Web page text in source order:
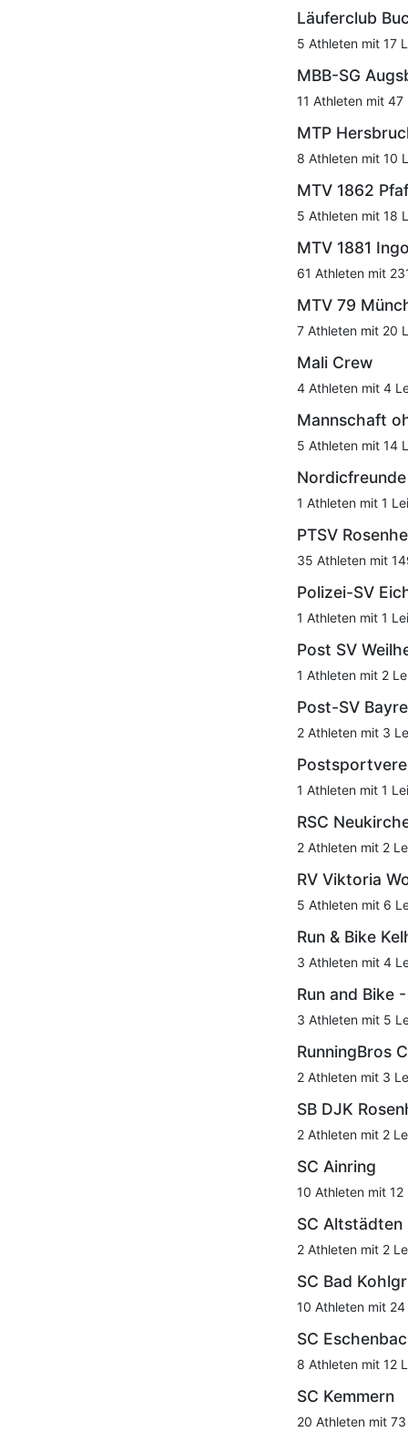
Läuferclub
5 Athleten mit 17
MBB-SG
11 Athleten mit
MTP
8 Athleten mit 10
MTV 1862
5 Athleten mit 18
MTV 1881
61 Athleten mit
MTV 79
7 Athleten mit 20
Mali Crew
4 Athleten mit 4
Mannschaft
5 Athleten mit 14
1 Athleten mit 1
PTSV
35 Athleten mit
Polizei-SV
1 Athleten mit 1
Post SV
1 Athleten mit 2
Post-SV
2 Athleten mit 3
1 Athleten mit 1
RSC
2 Athleten mit 2
RV Viktoria
5 Athleten mit 6
Run & Bike
3 Athleten mit 4
Run and Bike
3 Athleten mit 5
RunningBros
2 Athleten mit 3
SB DJK
2 Athleten mit 2
SC Ainring
10 Athleten mit
SC Altstädten
2 Athleten mit 2
SC Bad
10 Athleten mit
SC
8 Athleten mit 12
SC Kemmern
20 Athleten mit